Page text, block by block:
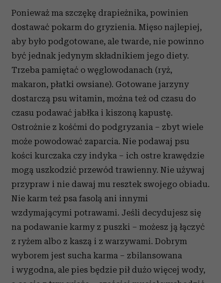
Ponieważ ma szczękę drapieżnika, powinien
dostawać pokarm do gryzienia. Mięso najlepiej,
aby było podgotowane, ale twarde, nie powinno
być jednak jedynym składnikiem jego diety.
Trzeba pamiętać o węglowodanach (ryż,
makaron, płatki owsiane). Gotowane jarzyny
dostarczą psu witamin, można też od czasu do
czasu podawać jabłka i kiszoną kapustę.
Ostrożnie z kośćmi do podgryzania – zbyt wiele
może powodować zaparcia. Nie podawaj psu
kości kurczaka czy indyka – ich ostre krawędzie
mogą uszkodzić przewód trawienny. Nie używaj
przypraw i nie dawaj mu resztek swojego obiadu.
Nie karm też psa fasolą ani innymi
wzdymającymi potrawami. Jeśli decydujesz się
na podawanie karmy z puszki – możesz ją łączyć
z ryżem albo z kaszą i z warzywami. Dobrym
wyborem jest sucha karma – zbilansowana
i wygodna, ale pies będzie pił dużo więcej wody,